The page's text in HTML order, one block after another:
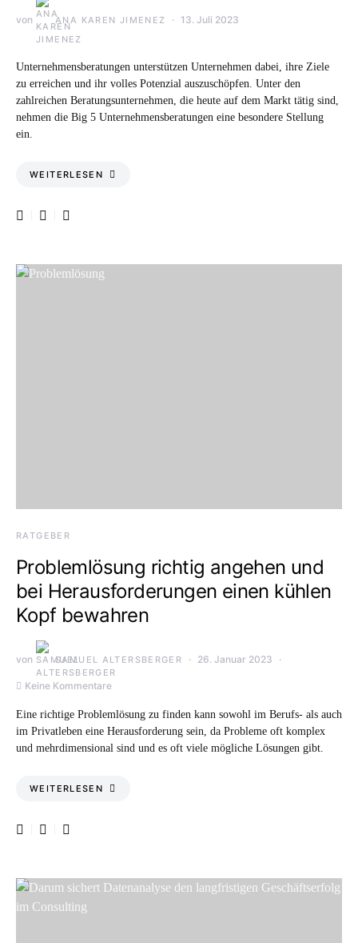
von ANA KAREN JIMENEZ 13. Juli 2023
Unternehmensberatungen unterstützen Unternehmen dabei, ihre Ziele
zu erreichen und ihr volles Potenzial auszuschöpfen. Unter den
zahlreichen Beratungsunternehmen, die heute auf dem Markt tätig sind,
nehmen die Big 5 Unternehmensberatungen eine besondere Stellung
ein.
WEITERLESEN
RATGEBER
Problemlösung richtig angehen und
bei Herausforderungen einen kühlen
Kopf bewahren
von SAMUEL ALTERSBERGER 26. Januar 2023
Keine Kommentare
Eine richtige Problemlösung zu finden kann sowohl im Berufs- als auch
im Privatleben eine Herausforderung sein, da Probleme oft komplex
und mehrdimensional sind und es oft viele mögliche Lösungen gibt.
WEITERLESEN